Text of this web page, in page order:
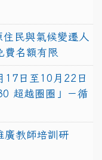
民與氣候變遷人
費名額有限
17日至10月22日
超越圈圈」－循
廣教師培訓研